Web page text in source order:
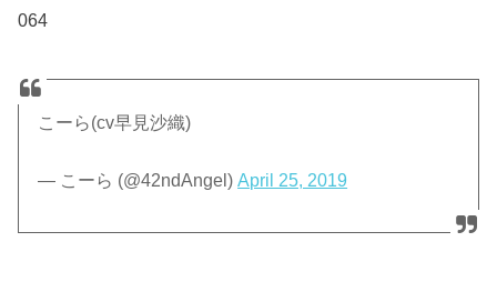
064
こーら(cv早見沙織)
— こーら (@42ndAngel)April 25, 2019